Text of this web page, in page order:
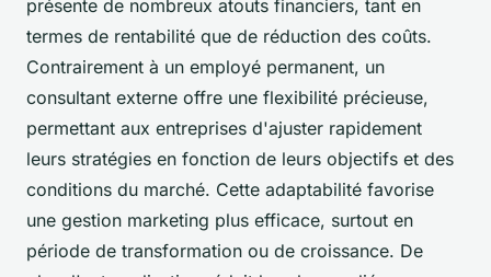
présente de nombreux atouts financiers, tant en
termes de rentabilité que de réduction des coûts.
Contrairement à un employé permanent, un
consultant externe offre une flexibilité précieuse,
permettant aux entreprises d'ajuster rapidement
leurs stratégies en fonction de leurs objectifs et des
conditions du marché. Cette adaptabilité favorise
une gestion marketing plus efficace, surtout en
période de transformation ou de croissance. De